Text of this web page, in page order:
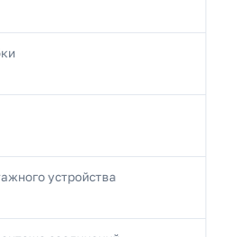
устройства